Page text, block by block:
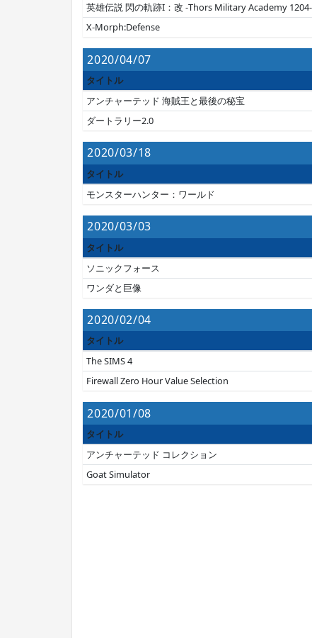
英雄伝説 閃の軌跡I：改 -Thors Military Academy 1204-
X-Morph:Defense
2020/04/07
タイトル
アンチャーテッド 海賊王と最後の秘宝
ダートラリー2.0
2020/03/18
タイトル
モンスターハンター：ワールド
2020/03/03
タイトル
ソニックフォース
ワンダと巨像
2020/02/04
タイトル
The SIMS 4
Firewall Zero Hour Value Selection
2020/01/08
タイトル
アンチャーテッド コレクション
Goat Simulator